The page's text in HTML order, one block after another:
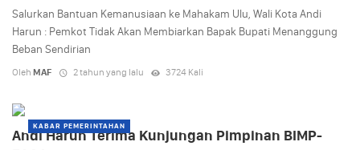
Salurkan Bantuan Kemanusiaan ke Mahakam Ulu, Wali Kota Andi
Harun : Pemkot Tidak Akan Membiarkan Bapak Bupati Menanggung
Beban Sendirian
Oleh MAF 2 tahun yang lalu 3724 Kali
KABAR PEMERINTAHAN
Andi Harun Terima Kunjungan Pimpinan BIMP-